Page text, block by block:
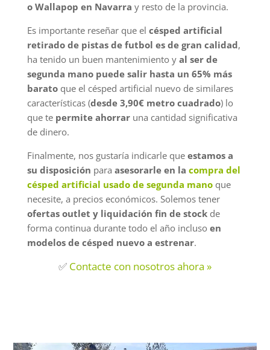
o Wallapop en Navarra y resto de la provincia.
Es importante reseñar que el césped artificial
retirado de pistas de futbol es de gran calidad,
ha tenido un buen mantenimiento y al ser de
segunda mano puede salir hasta un 65% más
baratoque el césped artificial nuevo de similares
características (desde 3,90€ metro cuadrado) lo
que te permite ahorraruna cantidad significativa
de dinero.
Finalmente, nos gustaría indicarle que estamos a
su disposición para asesorarle en la compra del
césped artificial usado de segunda manoque
necesite, a precios económicos. Solemos tener
ofertas outlet y liquidación fin de stockde
forma continua durante todo el año incluso en
modelos de césped nuevo a estrenar.
✅ Contacte con nosotros ahora »